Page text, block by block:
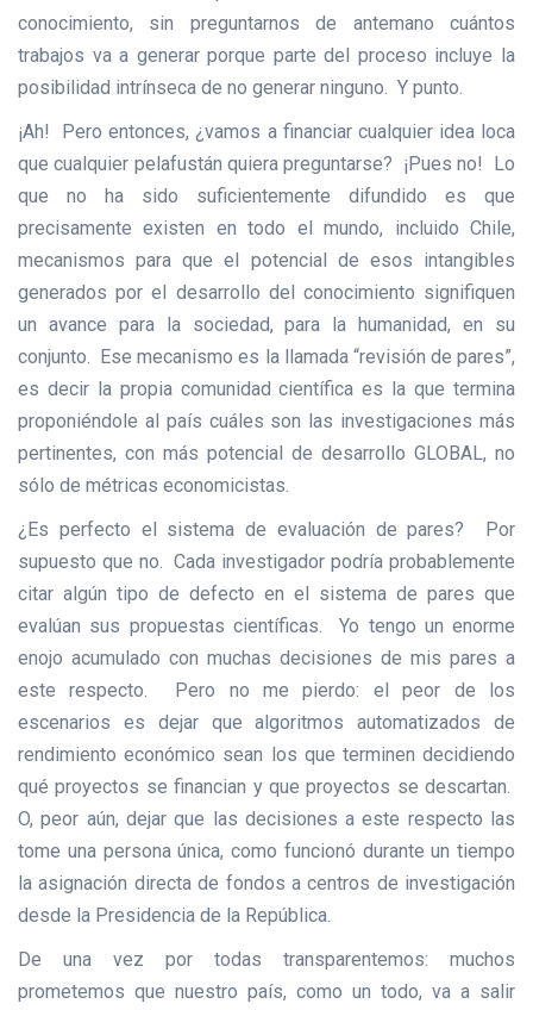
conocimiento, sin preguntarnos de antemano cuántos
trabajos va a generar porque parte del proceso incluye la
posibilidad intrínseca de no generar ninguno. Y punto.
¡Ah! Pero entonces, ¿vamos a financiar cualquier idea loca
que cualquier pelafustán quiera preguntarse? ¡Pues no! Lo
que no ha sido suficientemente difundido es que
precisamente existen en todo el mundo, incluido Chile,
mecanismos para que el potencial de esos intangibles
generados por el desarrollo del conocimiento signifiquen
un avance para la sociedad, para la humanidad, en su
conjunto. Ese mecanismo es la llamada “revisión de pares”,
es decir la propia comunidad científica es la que termina
proponiéndole al país cuáles son las investigaciones más
pertinentes, con más potencial de desarrollo GLOBAL, no
sólo de métricas economicistas.
¿Es perfecto el sistema de evaluación de pares? Por
supuesto que no. Cada investigador podría probablemente
citar algún tipo de defecto en el sistema de pares que
evalúan sus propuestas científicas. Yo tengo un enorme
enojo acumulado con muchas decisiones de mis pares a
este respecto. Pero no me pierdo: el peor de los
escenarios es dejar que algoritmos automatizados de
rendimiento económico sean los que terminen decidiendo
qué proyectos se financian y que proyectos se descartan.
O, peor aún, dejar que las decisiones a este respecto las
tome una persona única, como funcionó durante un tiempo
la asignación directa de fondos a centros de investigación
desde la Presidencia de la República.
De una vez por todas transparentemos: muchos
prometemos que nuestro país, como un todo, va a salir